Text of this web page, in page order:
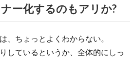
ー化するのもアリか?
、ちょっとよくわからない。
しているというか、全体的にしっ